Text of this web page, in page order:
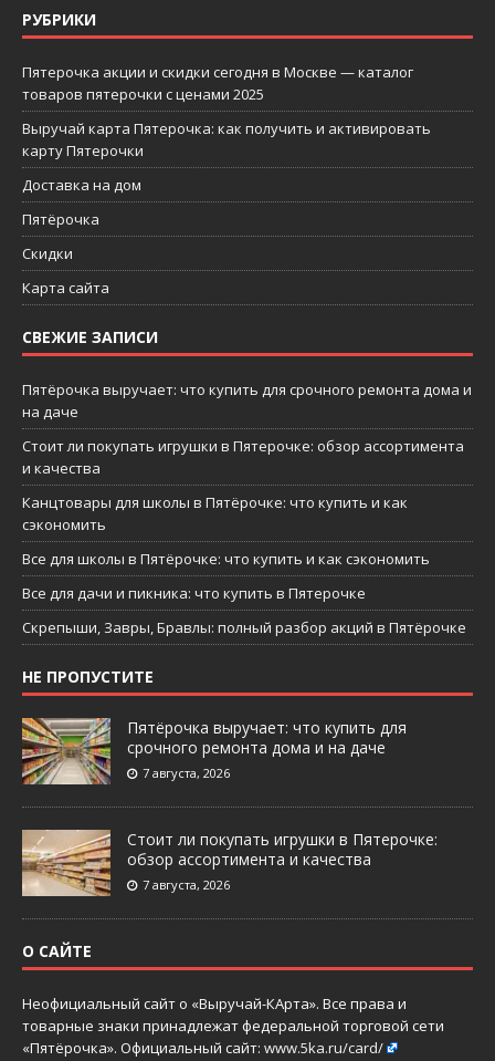
РУБРИКИ
Пятерочка акции и скидки сегодня в Москве — каталог
товаров пятерочки с ценами 2025
Выручай карта Пятерочка: как получить и активировать
карту Пятерочки
Доставка на дом
Пятёрочка
Скидки
Карта сайта
СВЕЖИЕ ЗАПИСИ
Пятёрочка выручает: что купить для срочного ремонта дома и
на даче
Стоит ли покупать игрушки в Пятерочке: обзор ассортимента
и качества
Канцтовары для школы в Пятёрочке: что купить и как
сэкономить
Все для школы в Пятёрочке: что купить и как сэкономить
Все для дачи и пикника: что купить в Пятерочке
Скрепыши, Завры, Бравлы: полный разбор акций в Пятёрочке
НЕ ПРОПУСТИТЕ
Пятёрочка выручает: что купить для
срочного ремонта дома и на даче
7 августа, 2026
Стоит ли покупать игрушки в Пятерочке:
обзор ассортимента и качества
7 августа, 2026
О САЙТЕ
Неофициальный сайт о «Выручай-КАрта». Все права и
товарные знаки принадлежат федеральной торговой сети
«Пятёрочка». Официальный сайт: www.5ka.ru/card/